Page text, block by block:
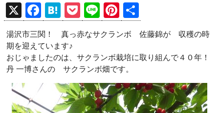
X
F
a
ce
b
o
o
k
H
at
e
n
a
P
o
ck
et
Li
n
e
Pi
nt
er
es
t
有
湯沢市三関！ 真っ赤なサクランボ 佐藤錦が 収穫の時
期を迎えています♪
おじゃましたのは、サクランボ栽培に取り組んで４０年！
丹 一博さんの サクランボ畑です。